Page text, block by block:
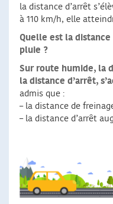
la distance d’arrêt
à 110 km/h, elle
Quelle est la
pluie ?
Sur route humide, la
la distance d’arrêt,
admis que :
– la distance de
– la distance d’arrêt